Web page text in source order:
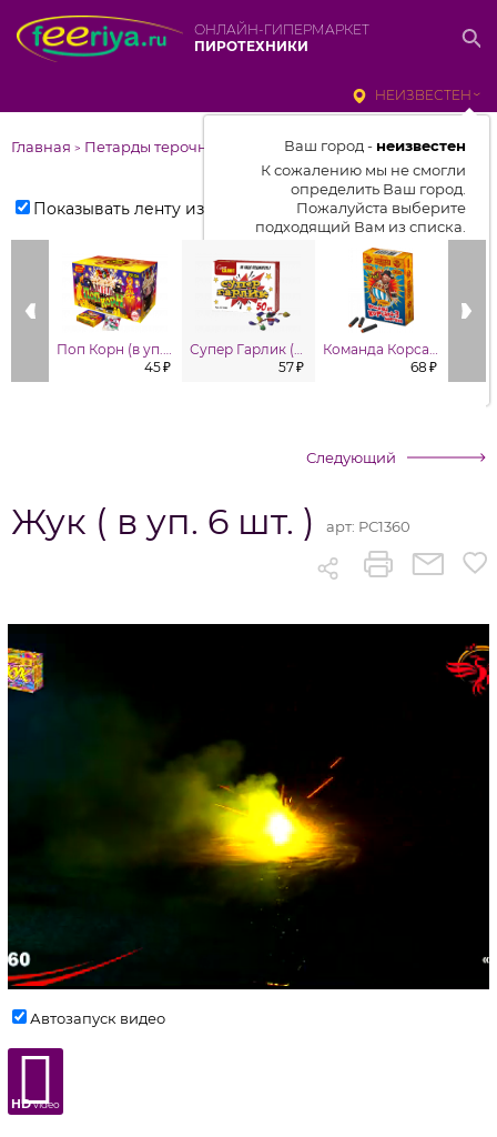
ОНЛАЙН-ГИПЕРМАРКЕТ
ПИРОТЕХНИКИ
НЕИЗВЕСТЕН
Ваш город - неизвестен
К сожалению мы не смогли
определить Ваш город.
Пожалуйста выберите
подходящий Вам из списка.
Выбрать город
От выбранного города зависит
отображаемый ассортимент,
цены, наличие и условия
доставки
Главная > Петарды терочные и фитильные
Показывать ленту изделий
Поп Корн (в уп. 50 шт.)
45 ₽
Супер Гарлик (в уп. 50шт.)
57 ₽
Команда Корсара Моргана 3 ( в уп. 10 шт.)
68 ₽
Следующий
Жук ( в уп. 6 шт. ) арт: РС1360
Автозапуск видео
HDvideo